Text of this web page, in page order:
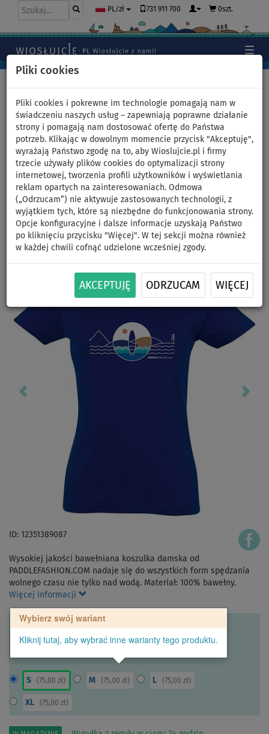
Pliki cookies
Pliki cookies i pokrewne im technologie pomagają nam w
świadczeniu naszych usług – zapewniają poprawne działanie
strony i pomagają nam dostosować ofertę do Państwa
potrzeb. Klikając w dowolnym momencie przycisk "Akceptuję",
wyrażają Państwo zgodę na to, aby Wioslujcie.pl i firmy
trzecie używały plików cookies do optymalizacji strony
internetowej, tworzenia profili użytkowników i wyświetlania
reklam opartych na zainteresowaniach. Odmowa
(„Odrzucam”) nie aktywuje zastosowanych technologii, z
wyjątkiem tych, które są niezbędne do funkcjonowania strony.
Opcje konfiguracyjne i dalsze informacje uzyskają Państwo
po kliknięciu przycisku "Więcej". W tej sekcji można również
w każdej chwili cofnąć udzielone wcześniej zgody.
AKCEPTUJĘ ODRZUCAM WIĘCEJ
PL/zł 731 911 700 0szt.
T-shirt bawełniany damski
PADDLEFASHION.COM BLUE -
rozmiar: S
DO
-28 %
ID: 12351389087
Wysokiej jakości bawełniana koszulka damska od
PADDLEFASHION.COM nadaje się do wszystkich form spędzania
wolnego czasu nie tylko nad wodą. Materiał: 100% bawełny.
Więcej informacji
Wybierz swój wariant
Kliknij tutaj, aby wybrać inne warianty tego produktu.
S ( 75,00 zł) M ( 75,00 zł) L ( 75,00 zł)
XL ( 75,00 zł)